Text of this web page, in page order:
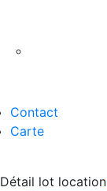
Contact
Carte
Détail lot location